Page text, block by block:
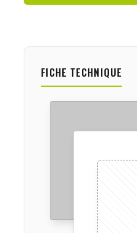
FICHE TECHNIQUE